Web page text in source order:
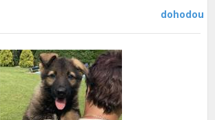
dohodou